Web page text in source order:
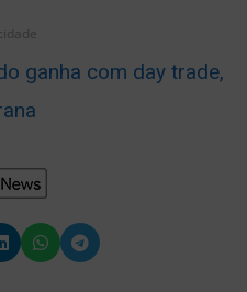
ganha com day trade,